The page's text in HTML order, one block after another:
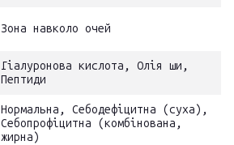
Зона навколо очей
Гіалуронова кислота, Олія ши,
Пептиди
Нормальна, Себодефіцитна (суха),
Себопрофіцитна (комбінована,
жирна)